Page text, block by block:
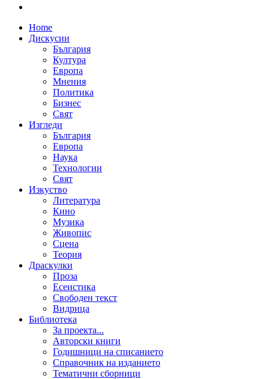
Home
Дискусии
България
Култура
Европа
Мнения
Политика
Бизнес
Свят
Изгледи
България
Европа
Наука
Технологии
Свят
Изкуство
Литература
Кино
Музика
Живопис
Сцена
Теория
Драскулки
Проза
Есеистика
Свободен текст
Видрица
Библиотека
За проекта...
Авторски книги
Годишници на списанието
Справочник на изданието
Тематични сборници